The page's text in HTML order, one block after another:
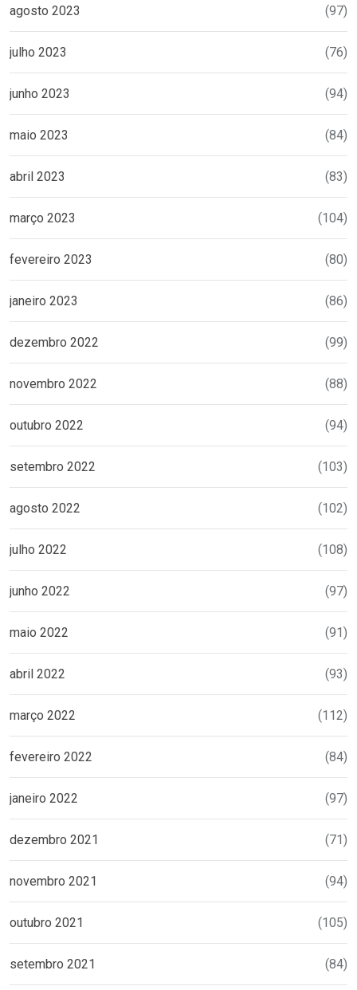
agosto 2023 (97)
julho 2023 (76)
junho 2023 (94)
maio 2023 (84)
abril 2023 (83)
março 2023 (104)
fevereiro 2023 (80)
janeiro 2023 (86)
dezembro 2022 (99)
novembro 2022 (88)
outubro 2022 (94)
setembro 2022 (103)
agosto 2022 (102)
julho 2022 (108)
junho 2022 (97)
maio 2022 (91)
abril 2022 (93)
março 2022 (112)
fevereiro 2022 (84)
janeiro 2022 (97)
dezembro 2021 (71)
novembro 2021 (94)
outubro 2021 (105)
setembro 2021 (84)